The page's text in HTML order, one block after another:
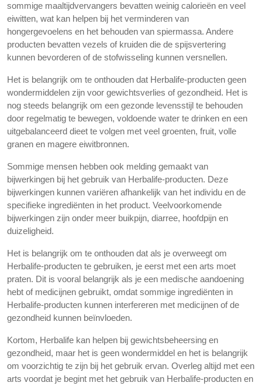
sommige maaltijdvervangers bevatten weinig calorieën en veel
eiwitten, wat kan helpen bij het verminderen van
hongergevoelens en het behouden van spiermassa. Andere
producten bevatten vezels of kruiden die de spijsvertering
kunnen bevorderen of de stofwisseling kunnen versnellen.
Het is belangrijk om te onthouden dat Herbalife-producten geen
wondermiddelen zijn voor gewichtsverlies of gezondheid. Het is
nog steeds belangrijk om een gezonde levensstijl te behouden
door regelmatig te bewegen, voldoende water te drinken en een
uitgebalanceerd dieet te volgen met veel groenten, fruit, volle
granen en magere eiwitbronnen.
Sommige mensen hebben ook melding gemaakt van
bijwerkingen bij het gebruik van Herbalife-producten. Deze
bijwerkingen kunnen variëren afhankelijk van het individu en de
specifieke ingrediënten in het product. Veelvoorkomende
bijwerkingen zijn onder meer buikpijn, diarree, hoofdpijn en
duizeligheid.
Het is belangrijk om te onthouden dat als je overweegt om
Herbalife-producten te gebruiken, je eerst met een arts moet
praten. Dit is vooral belangrijk als je een medische aandoening
hebt of medicijnen gebruikt, omdat sommige ingrediënten in
Herbalife-producten kunnen interfereren met medicijnen of de
gezondheid kunnen beïnvloeden.
Kortom, Herbalife kan helpen bij gewichtsbeheersing en
gezondheid, maar het is geen wondermiddel en het is belangrijk
om voorzichtig te zijn bij het gebruik ervan. Overleg altijd met een
arts voordat je begint met het gebruik van Herbalife-producten en